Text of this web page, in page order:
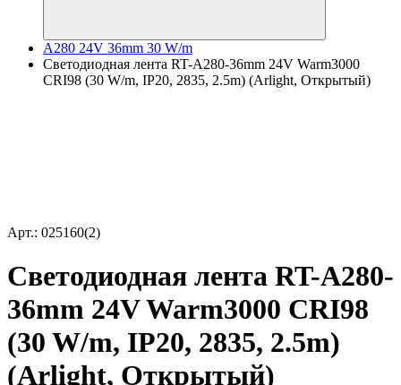
A280 24V 36mm 30 W/m
Светодиодная лента RT-A280-36mm 24V Warm3000
CRI98 (30 W/m, IP20, 2835, 2.5m) (Arlight, Открытый)
Арт.: 025160(2)
Светодиодная лента RT-A280-
36mm 24V Warm3000 CRI98
(30 W/m, IP20, 2835, 2.5m)
(Arlight, Открытый)